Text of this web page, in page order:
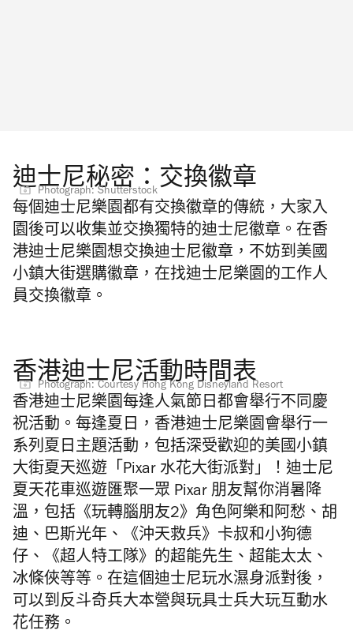
迪士尼秘密：交換徽章
Photograph: Shutterstock
每個迪士尼樂園都有交換徽章的傳統，大家入
園後可以收集並交換獨特的迪士尼徽章。在香
港迪士尼樂園想交換迪士尼徽章，不妨到美國
小鎮大街選購徽章，在找迪士尼樂園的工作人
員交換徽章。
香港迪士尼活動時間表
Photograph: Courtesy Hong Kong Disneyland Resort
香港迪士尼樂園每逢人氣節日都會舉行不同慶
祝活動。 每逢夏日，香港迪士尼樂園會舉行一
系列夏日主題活動，包括深受歡迎的美國小鎮
大街夏天巡遊「Pixar 水花大街派對」！迪士尼
夏天花車巡遊匯聚一眾 Pixar 朋友幫你消暑降
溫，包括《玩轉腦朋友2》角色阿樂和阿愁、胡
迪、巴斯光年、《沖天救兵》卡叔和小狗德
仔、《超人特工隊》的超能先生、超能太太、
冰條俠等等。在這個迪士尼玩水濕身派對後，
可以到反斗奇兵大本營與玩具士兵大玩互動水
花任務。